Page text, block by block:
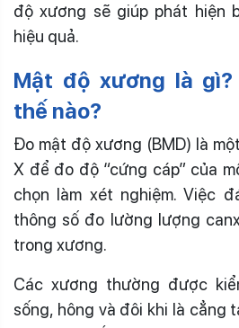
độ xương sẽ giúp phát hiện
hiệu quả.
Mật độ xương là
thế nào?
Đo mật độ xương (BMD) là
X để đo độ “cứng cáp” của
chọn làm xét nghiệm. Việc
thông số đo lường lượng
trong xương.
Các xương thường được
sống, hông và đôi khi là cẳng